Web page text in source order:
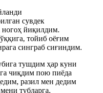
сувдек
йиқилдим.
тойиб оёғим
синграб сиғиндим.
тушдим ҳар куни
чиқдим пою пиёда
разил мен дедим
тубларга,